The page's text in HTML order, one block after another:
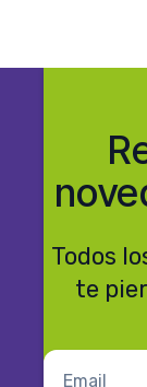
Todos
te